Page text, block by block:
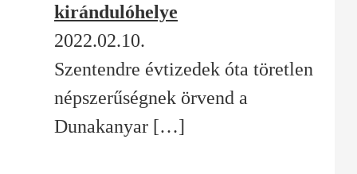
kirándulóhelye
2022.02.10.
Szentendre évtizedek óta töretlen
népszerűségnek örvend a
Dunakanyar […]